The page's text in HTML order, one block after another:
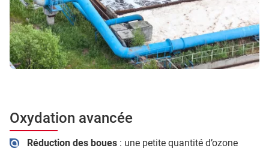
Oxydation avancée
Réduction des boues : une petite quantité d’ozone